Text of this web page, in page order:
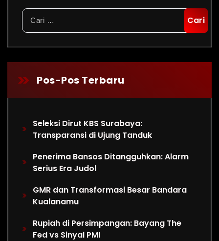
Cari
untuk:
Pos-Pos Terbaru
Seleksi Dirut KBS Surabaya:
Transparansi di Ujung Tanduk
Penerima Bansos Ditangguhkan: Alarm
Serius Era Judol
GMR dan Transformasi Besar Bandara
Kualanamu
Rupiah di Persimpangan: Bayang The
Fed vs Sinyal PMI